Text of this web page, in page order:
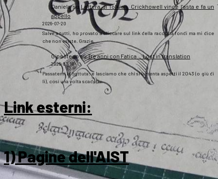
DanielasuLettera di Tolkien, Crickhowell vince l’asta e fa un
appello
2026-07-20
Salve a tutti, ho provato a cliccare sul link della raccolta fondi ma mi dice
che non esiste. Grazie
GipsotecosuTre anni con Fatica… Lost in translation
2026-07-10
Passatemi la battuta: e lasciamo che chi si lamenta aspetti il 2043 (o giù di
lì), così una volta scaduti…
Link esterni:
1) Pagine dell'AIST